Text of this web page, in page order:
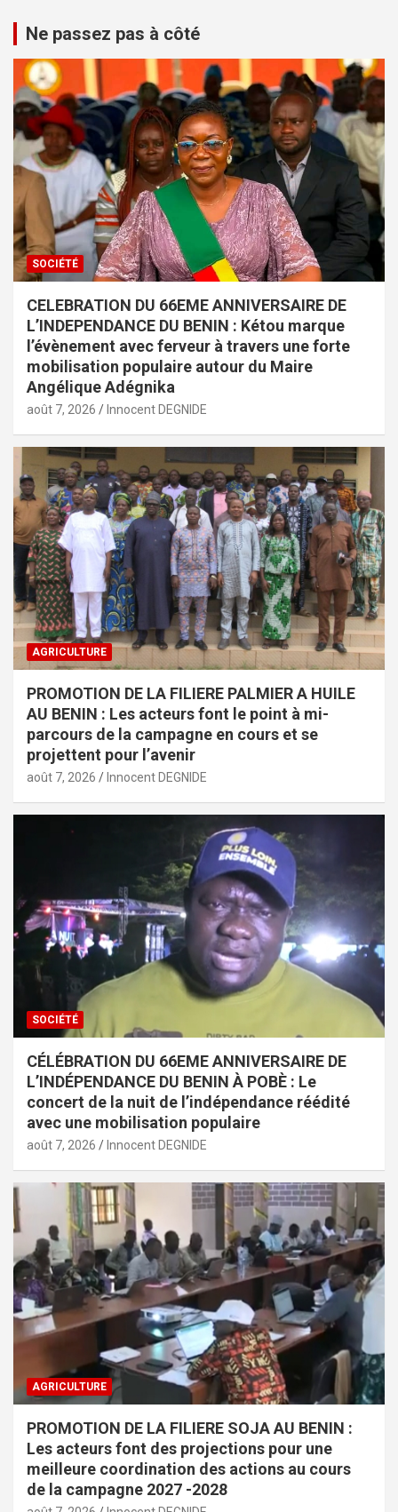
Ne passez pas à côté
SOCIÉTÉ
CELEBRATION DU 66EME ANNIVERSAIRE DE
L’INDEPENDANCE DU BENIN : Kétou marque
l’évènement avec ferveur à travers une forte
mobilisation populaire autour du Maire
Angélique Adégnika
août 7, 2026 Innocent DEGNIDE
AGRICULTURE
PROMOTION DE LA FILIERE PALMIER A HUILE
AU BENIN : Les acteurs font le point à mi-
parcours de la campagne en cours et se
projettent pour l’avenir
août 7, 2026 Innocent DEGNIDE
SOCIÉTÉ
CÉLÉBRATION DU 66EME ANNIVERSAIRE DE
L’INDÉPENDANCE DU BENIN À POBÈ : Le
concert de la nuit de l’indépendance réédité
avec une mobilisation populaire
août 7, 2026 Innocent DEGNIDE
AGRICULTURE
PROMOTION DE LA FILIERE SOJA AU BENIN :
Les acteurs font des projections pour une
meilleure coordination des actions au cours
de la campagne 2027 -2028